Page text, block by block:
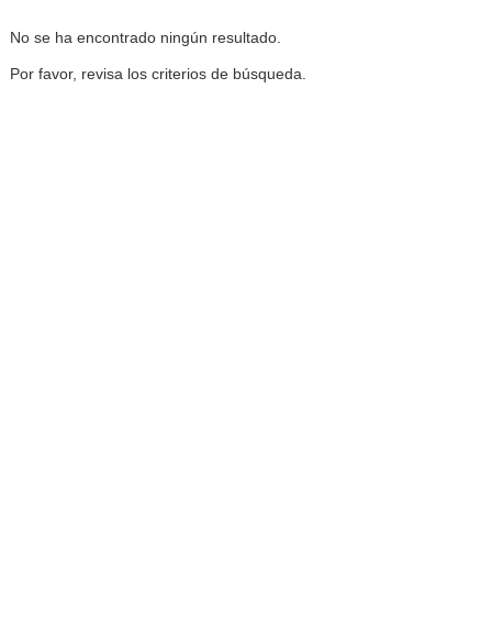
No se ha encontrado ningún resultado.
Por favor, revisa los criterios de búsqueda.